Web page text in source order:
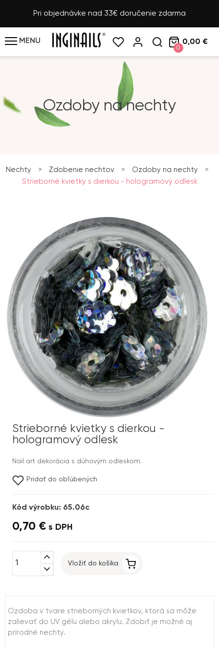
Pri objednávke nad 33€ doručenie zdarma
MENU
0
0,00 €
Ozdoby na nechty
Nechty > Zdobenie nechtov > Ozdoby na nechty
>
Strieborné kvietky s dierkou - hologramový odlesk
Strieborné kvietky s dierkou -
hologramový odlesk
Nail art dekorácia s dúhovým odleskom.
Pridať do obľúbených
Kód výrobku: 65.06c
0,70 € s DPH
expand_less
expand_more
Vložiť do košíka
Ozdoba v tvare strieborných kvietkov, ktorá sa môže
zalievať do UV gélu alebo akrylu. Zdobiť je možné aj
prírodné nechty.